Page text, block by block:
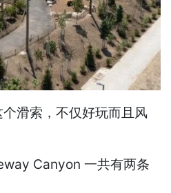
滑索，不仅好玩而且风
Canyon 一共有两条